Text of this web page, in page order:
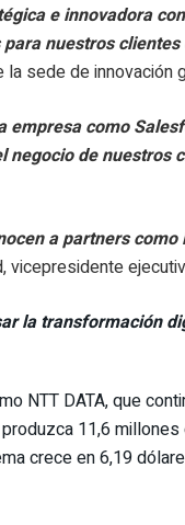
e innovadora
nuestros
sede de innovación
empresa como
de
a partners
vicepresidente
la transformación
NTT DATA, que
11,6
crece en 6,19